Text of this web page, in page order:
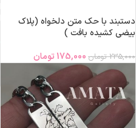
دستبند با حک متن دلخواه (پلاک
بیضی کشیده بافت )
235,000 تومان 175,000 تومان